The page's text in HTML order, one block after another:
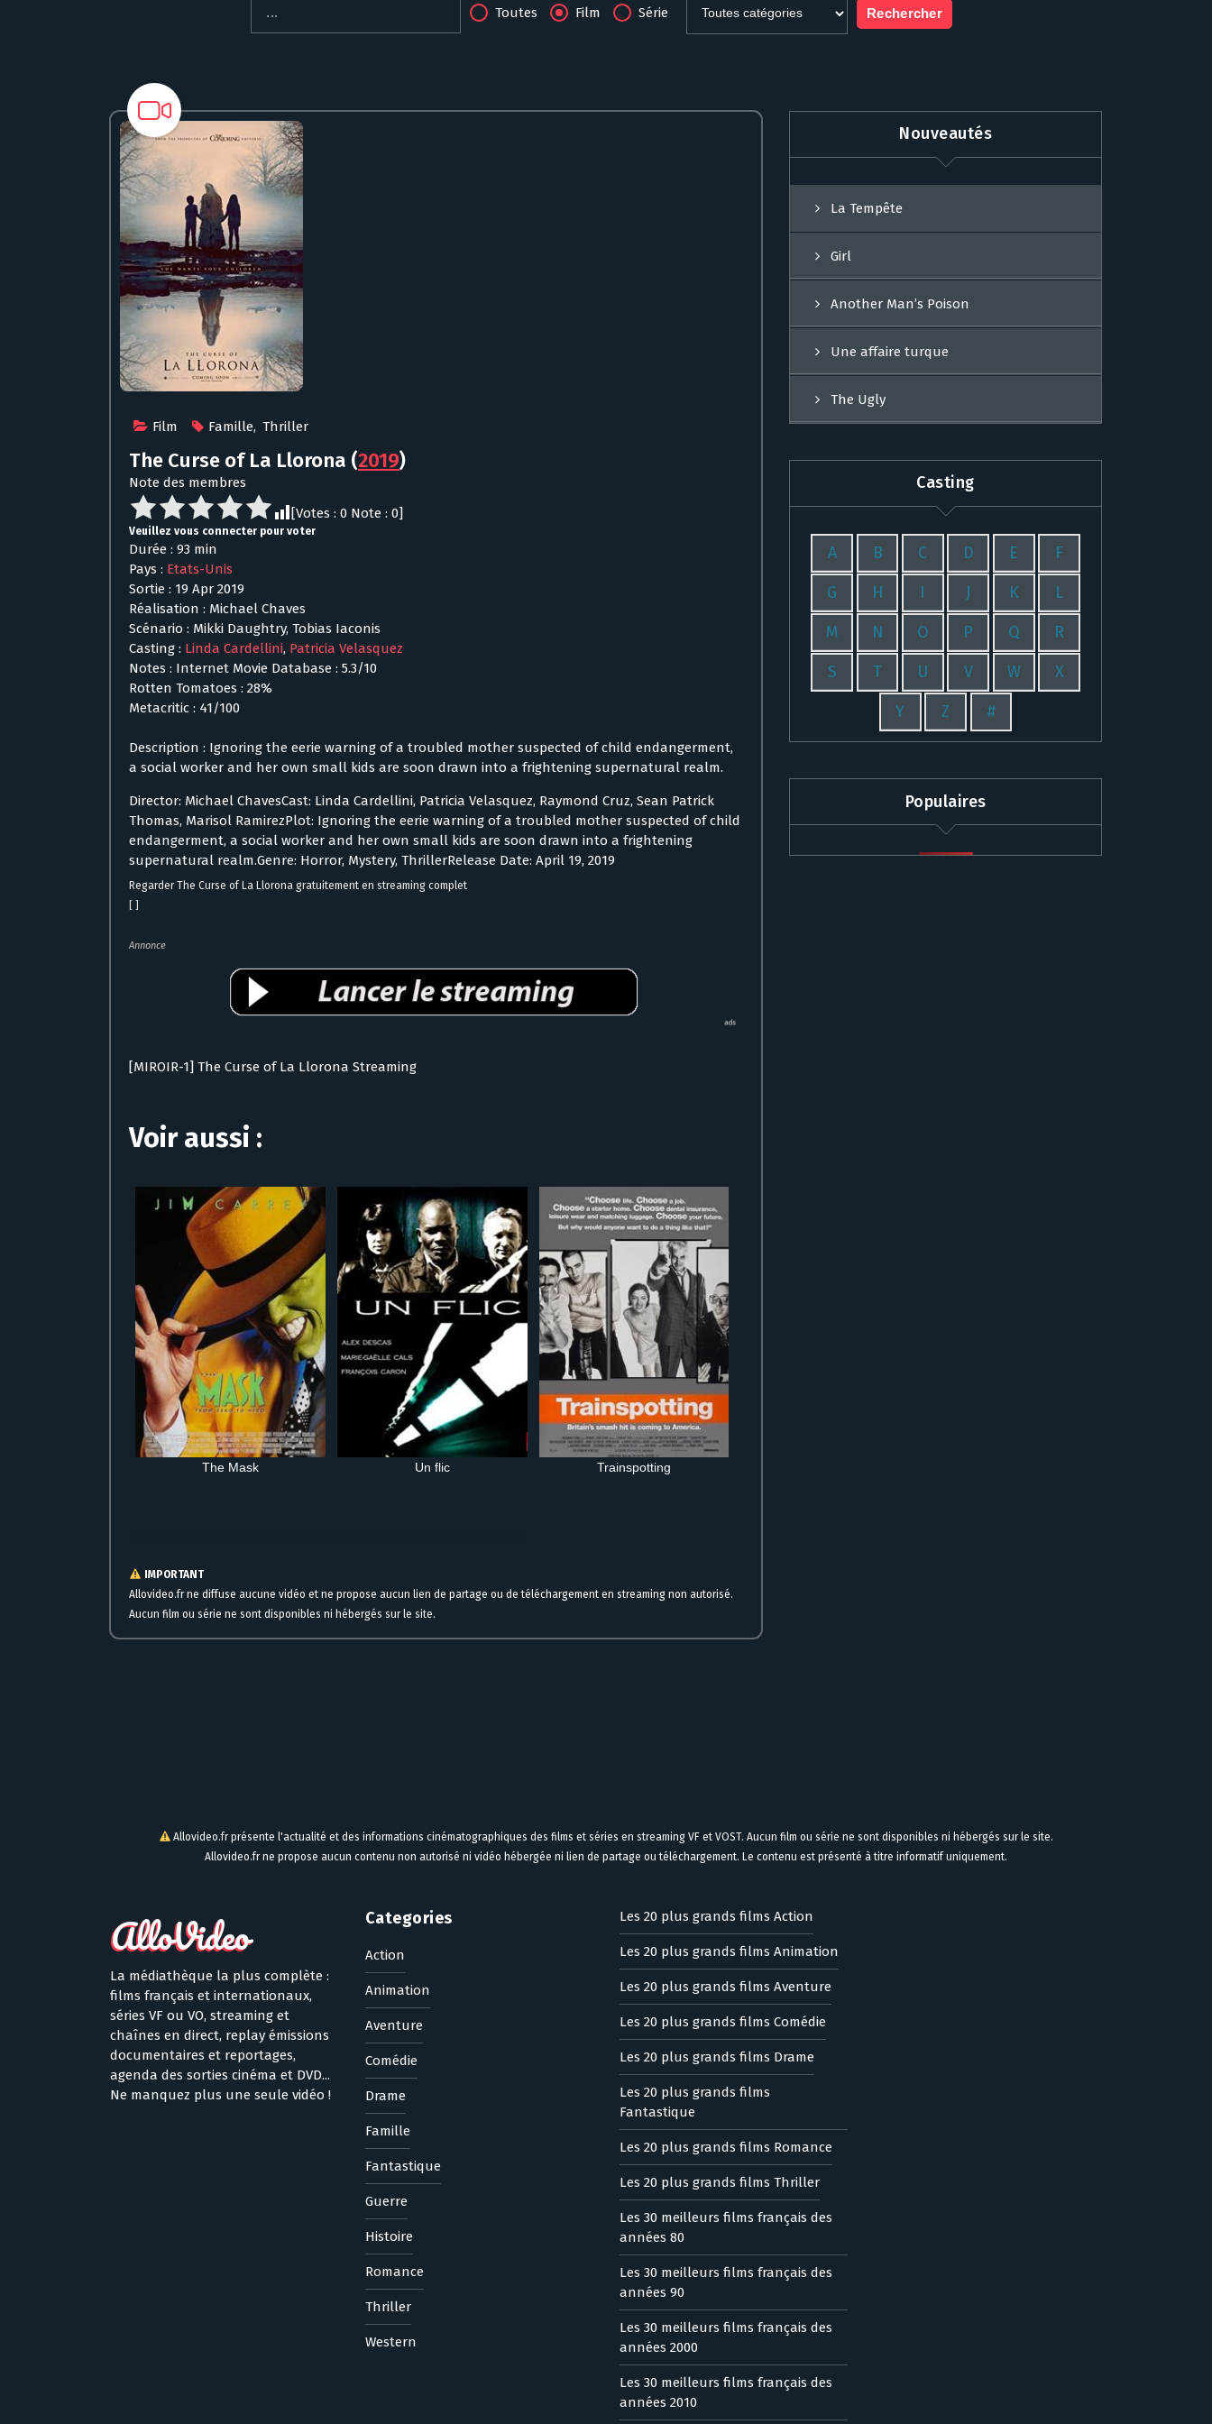
Toutes Film Série
Film Famille, Thriller
The Curse of La Llorona (2019)
Note des membres
[Votes : 0 Note : 0]
Veuillez vous connecter pour voter
Durée : 93 min
Pays : Etats-Unis
Sortie : 19 Apr 2019
Réalisation : Michael Chaves
Scénario : Mikki Daughtry, Tobias Iaconis
Casting : Linda Cardellini, Patricia Velasquez
Notes : Internet Movie Database : 5.3/10
Rotten Tomatoes : 28%
Metacritic : 41/100
Description : Ignoring the eerie warning of a troubled mother suspected of child endangerment,
a social worker and her own small kids are soon drawn into a frightening supernatural realm.
Director: Michael ChavesCast: Linda Cardellini, Patricia Velasquez, Raymond Cruz, Sean Patrick
Thomas, Marisol RamirezPlot: Ignoring the eerie warning of a troubled mother suspected of child
endangerment, a social worker and her own small kids are soon drawn into a frightening
supernatural realm.Genre: Horror, Mystery, ThrillerRelease Date: April 19, 2019
Regarder The Curse of La Llorona gratuitement en streaming complet
Annonce
[MIROIR-1] The Curse of La Llorona Streaming
Voir aussi :
The Mask Un flic Trainspotting
IMPORTANT
Allovideo.fr ne diffuse aucune vidéo et ne propose aucun lien de partage ou de téléchargement en streaming non autorisé.
Aucun film ou série ne sont disponibles ni hébergés sur le site.
Nouveautés
La Tempête
Girl
Another Man’s Poison
Une affaire turque
The Ugly
Casting
A B C D E F
G H I J K L
M N O P Q R
S T U V W X
Y Z #
Populaires
Allovideo.fr présente l'actualité et des informations cinématographiques des films et séries en streaming VF et VOST. Aucun film ou série ne sont disponibles ni hébergés sur le site.
Allovideo.fr ne propose aucun contenu non autorisé ni vidéo hébergée ni lien de partage ou téléchargement. Le contenu est présenté à titre informatif uniquement.
La médiathèque la plus complète :
films français et internationaux,
séries VF ou VO, streaming et
chaînes en direct, replay émissions
documentaires et reportages,
agenda des sorties cinéma et DVD...
Ne manquez plus une seule vidéo !
Categories
Action
Animation
Aventure
Comédie
Drame
Famille
Fantastique
Guerre
Histoire
Romance
Thriller
Western
Les 20 plus grands films Action
Les 20 plus grands films Animation
Les 20 plus grands films Aventure
Les 20 plus grands films Comédie
Les 20 plus grands films Drame
Les 20 plus grands films
Fantastique
Les 20 plus grands films Romance
Les 20 plus grands films Thriller
Les 30 meilleurs films français des
années 80
Les 30 meilleurs films français des
années 90
Les 30 meilleurs films français des
années 2000
Les 30 meilleurs films français des
années 2010